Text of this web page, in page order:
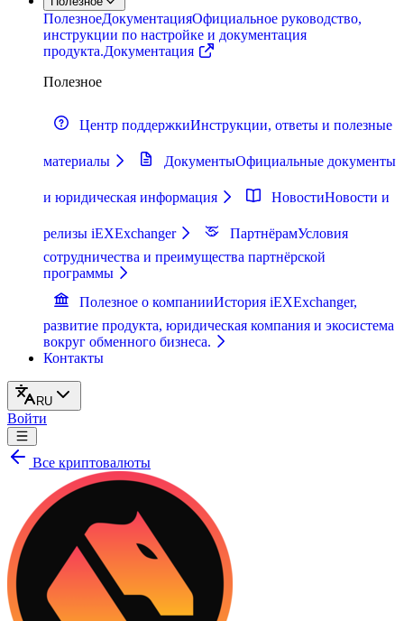
ПолезноеДокументацияОфициальное руководство,
инструкции по настройке и документация
продукта.Документация
Полезное
Центр поддержкиИнструкции, ответы и полезные
материалы ДокументыОфициальные документы
и юридическая информация НовостиНовости и
релизы iEXExchanger ПартнёрамУсловия
сотрудничества и преимущества партнёрской
программы
Полезное о компанииИстория iEXExchanger,
развитие продукта, юридическая компания и экосистема
вокруг обменного бизнеса.
Контакты
RU
Войти
Все криптовалюты